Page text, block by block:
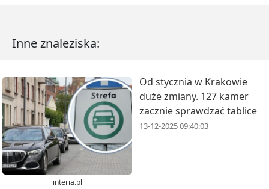
Inne znaleziska:
interia.pl
Od stycznia w Krakowie
duże zmiany. 127 kamer
zacznie sprawdzać tablice
13-12-2025 09:40:03